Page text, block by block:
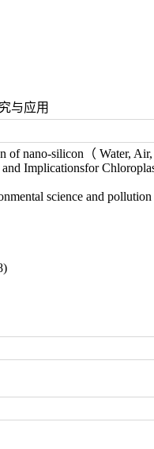
与应用
of nano-silicon（ Water,
Implicationsfor
science and pollution